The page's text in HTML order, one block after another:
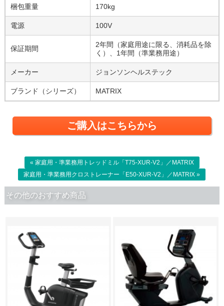
梱包重量 170kg
電源 100V
保証期間
2年間（家庭用途に限る、消耗品を除
く）、1年間（準業務用途）
メーカー ジョンソンヘルステック
ブランド（シリーズ） MATRIX
ご購入はこちらから
« 家庭用・準業務用トレッドミル「T75-XUR-V2」／MATRIX
家庭用・準業務用クロストレーナー「E50-XUR-V2」／MATRIX »
その他のおすすめ商品